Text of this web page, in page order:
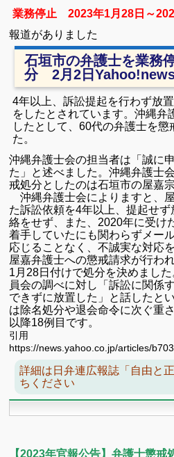
業務停止 2023年1月28日～
報道がありました
石垣市の弁護士を業務
分 2月2日
4年以上、訴訟提起を行わず放
をしたとされています。沖縄弁
したとして、60代の弁護士を懲
た。
沖縄弁護士会の担当者は「誠に
た」と述べました。沖縄弁護士
戒処分としたのは石垣市の屋嘉
沖縄弁護士会によりますと、
た訴訟依頼を4年以上、提起せ
絡をせず、また、2020年に受け
着手していたにも関わらずメー
応じることなく、不誠実な対
屋嘉弁護士への懲戒請求が行わ
1月28日付けで処分を決めまし
員会の調べに対し「訴訟に関係
できずに放置した」と話した
は除名処分や退会命令に次ぐ重
以降18例目です。
引用
https://news.yahoo.co.jp/articles/
詳細は日弁連広報誌「自由と
ちください
【2023年官報公告】弁護士懲